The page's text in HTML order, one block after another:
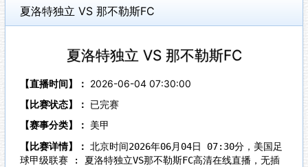
夏洛特独立 VS 那不勒斯FC
夏洛特独立 VS 那不勒斯FC
【直播时间】： 2026-06-04 07:30:00
【比赛状态】：
已完赛
【赛事分类】： 美甲
【比赛详情】： 北京时间2026年06月04日 07:30分，美国足
球甲级联赛 : 夏洛特独立VS那不勒斯FC高清在线直播，无插